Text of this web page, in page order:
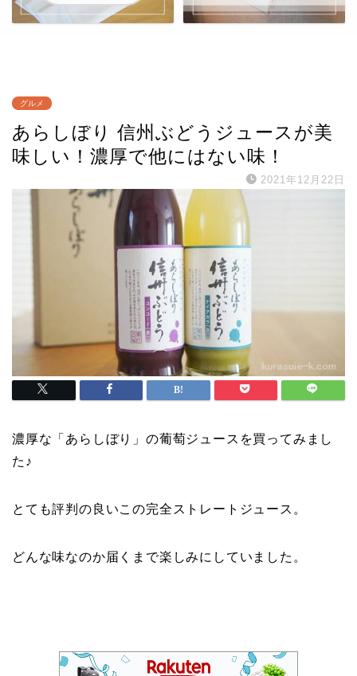
グルメ
あらしぼり 信州ぶどうジュースが美
味しい！濃厚で他にはない味！
2021年12月22日
濃厚な「あらしぼり」の葡萄ジュースを買ってみまし
た♪
とても評判の良いこの完全ストレートジュース。
どんな味なのか届くまで楽しみにしていました。